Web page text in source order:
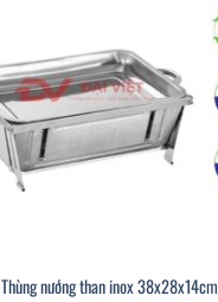
Thùng nướng than inox 38x28x14cm